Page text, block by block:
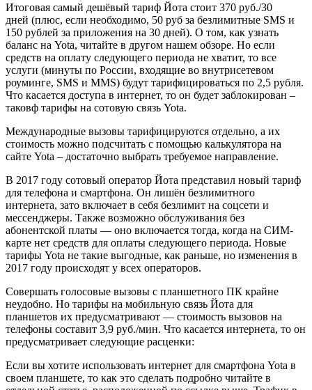
Итоговая самый дешёвый тариф Йота стоит 370 руб./30
дней (плюс, если необходимо, 50 руб за безлимитные SMS и
150 рублей за приложения на 30 дней). О том, как узнать
баланс на Yota, читайте в другом нашем обзоре. Но если
средств на оплату следующего периода не хватит, то все
услуги (минуты по России, входящие во внутрисетевом
роуминге, SMS и MMS) будут тарифицироваться по 2,5 рубля.
Что касается доступа в интернет, то он будет заблокирован –
таковф тарифы на сотовую связь Yota.
Международные вызовы тарифицируются отдельно, а их
стоимость можно подсчитать с помощью калькулятора на
сайте Yota – достаточно выбрать требуемое направление.
В 2017 году сотовый оператор Йота представил новый тариф
для телефона и смартфона. Он лишён безлимитного
интернета, зато включает в себя безлимит на соцсети и
мессенджеры. Также возможно обслуживания без
абонентской платы — оно включается тогда, когда на СИМ-
карте нет средств для оплаты следующего периода. Новые
тарифы Yota не такие выгодные, как раньше, но изменения в
2017 году происходят у всех операторов.
Совершать голосовые вызовы с планшетного ПК крайне
неудобно. Но тарифы на мобильную связь Йота для
планшетов их предусматривают — стоимость вызовов на
телефоны составит 3,9 руб./мин. Что касается интернета, то он
предусматривает следующие расценки:
Если вы хотите использовать интернет для смартфона Yota в
своем планшете, то как это сделать подробно читайте в